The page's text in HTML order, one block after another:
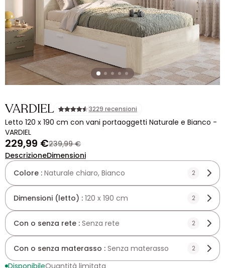
VARDIEL 3229 recensioni
Letto 120 x 190 cm con vani portaoggetti Naturale e Bianco -
VARDIEL
229,99 €239,99 €
DescrizioneDimensioni
Colore : Naturale chiaro, Bianco 2
Dimensioni (letto) : 120 x 190 cm 2
Con o senza rete : Senza rete 2
Con o senza materasso : Senza materasso 2
DisponibileQuantità limitata